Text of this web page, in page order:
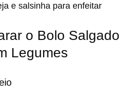
e salsinha para enfeitar
o Bolo Salgado
Legumes